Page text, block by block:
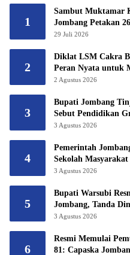
1
Sambut Muktamar
Jombang Petakan
29 Juli 2026
2
Diklat LSM Cakra
Peran Nyata untuk
2 Agustus 2026
3
Bupati Jombang
Sebut Pendidikan
3 Agustus 2026
4
Pemerintah
Sekolah
Hibahkan 6,3
3 Agustus 2026
5
Bupati Warsubi
Jombang, Tanda
2026/2027
3 Agustus 2026
6
Resmi Memulai
81: Capaska